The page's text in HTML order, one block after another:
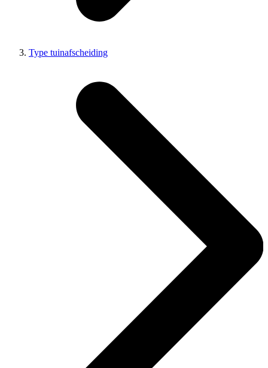
Type tuinafscheiding